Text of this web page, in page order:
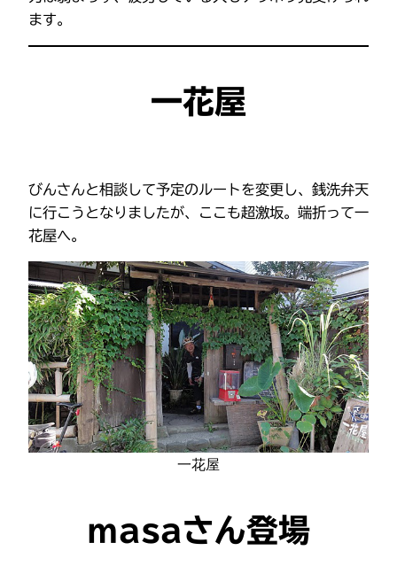
ます。
一花屋
びんさんと相談して予定のルートを変更し、銭洗弁天
に行こうとなりましたが、ここも超激坂。端折って一
花屋へ。
一花屋
masaさん登場